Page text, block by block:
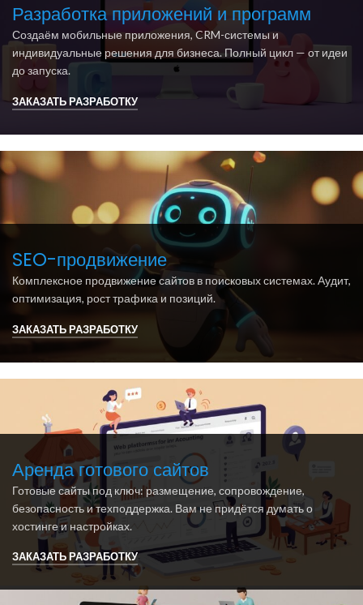
Разработка приложений и программ
Создаём мобильные приложения, CRM-системы и
индивидуальные решения для бизнеса. Полный цикл — от идеи
до запуска.
ЗАКАЗАТЬ РАЗРАБОТКУ
SEO-продвижение
Комплексное продвижение сайтов в поисковых системах. Аудит,
оптимизация, рост трафика и позиций.
ЗАКАЗАТЬ РАЗРАБОТКУ
Аренда готового сайтов
Готовые сайты под ключ: размещение, сопровождение,
безопасность и техподдержка. Вам не придётся думать о
хостинге и настройках.
ЗАКАЗАТЬ РАЗРАБОТКУ